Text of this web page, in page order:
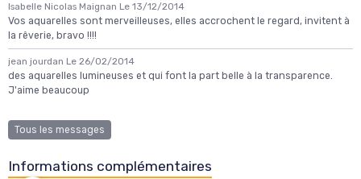
Isabelle Nicolas Maignan Le 13/12/2014
Vos aquarelles sont merveilleuses, elles accrochent le regard, invitent à
la rêverie, bravo !!!!
jean jourdan Le 26/02/2014
des aquarelles lumineuses et qui font la part belle à la transparence.
J'aime beaucoup
Tous les messages
Informations complémentaires